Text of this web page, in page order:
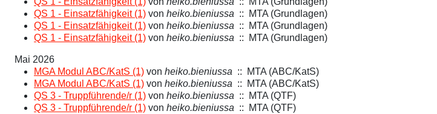
QS 1 - Einsatzfähigkeit (1) von heiko.bieniussa :: MTA (Grundlagen)
QS 1 - Einsatzfähigkeit (1) von heiko.bieniussa :: MTA (Grundlagen)
QS 1 - Einsatzfähigkeit (1) von heiko.bieniussa :: MTA (Grundlagen)
Mai 2026
MGA Modul ABC/KatS (1) von heiko.bieniussa :: MTA (ABC/KatS)
MGA Modul ABC/KatS (1) von heiko.bieniussa :: MTA (ABC/KatS)
QS 3 - Truppführende/r (1) von heiko.bieniussa :: MTA (QTF)
QS 3 - Truppführende/r (1) von heiko.bieniussa :: MTA (QTF)